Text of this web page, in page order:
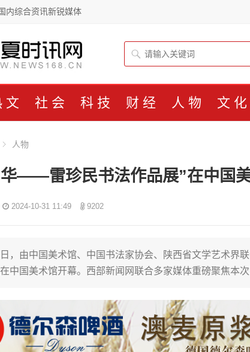
内综合资讯新锐媒体
文 社会 科技 财经 人物 文化
人物
——雷珍民书法作品展”在中国
2024-10-31 11:49 9202
，由中国美术馆、中国书法家协会、陕西省文学艺术界
中国美术馆开幕。西部新闻网联合多家媒体重磅聚焦本